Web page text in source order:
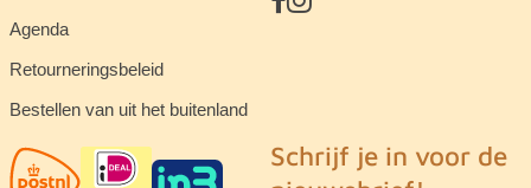
Agenda
Retourneringsbeleid
Bestellen van uit het buitenland
Schrijf je in voor de